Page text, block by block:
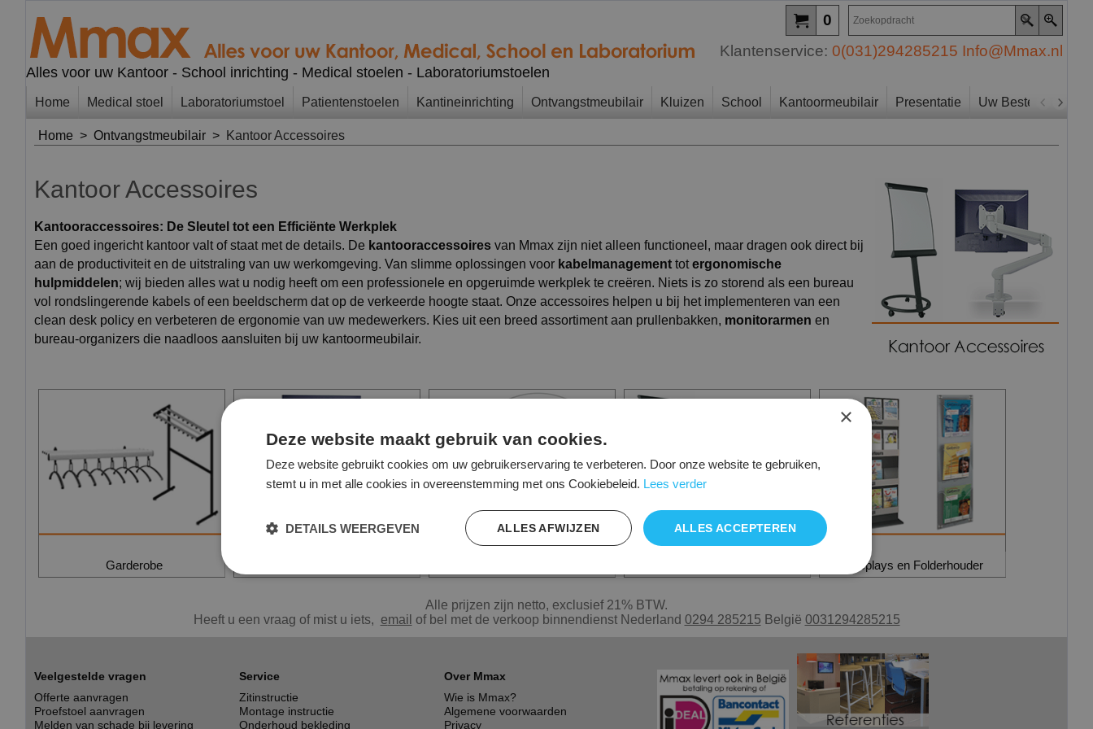
Alles voor uw Kantoor - School inrichting - Medical stoelen - Laboratoriumstoelen
0
Klantenservice: 0(031)294285215 Info@Mmax.nl
Home Medical stoel Laboratoriumstoel Patientenstoelen Kantineinrichting Ontvangstmeubilair Kluizen School Kantoormeubilair Presentatie Uw Bestelling
Home > Ontvangstmeubilair > Kantoor Accessoires
Kantoor Accessoires
Kantooraccessoires: De Sleutel tot een Efficiënte Werkplek
Een goed ingericht kantoor valt of staat met de details. De kantooraccessoires van Mmax zijn niet alleen functioneel, maar dragen ook direct bij
aan de productiviteit en de uitstraling van uw werkomgeving. Van slimme oplossingen voor kabelmanagement totergonomische
hulpmiddelen; wij bieden alles wat u nodig heeft om een professionele en opgeruimde werkplek te creëren. Niets is zo storend als een bureau
vol rondslingerende kabels of een beeldscherm dat op de verkeerde hoogte staat. Onze accessoires helpen u bij het implementeren van een
clean desk policy en verbeteren de ergonomie van uw medewerkers. Kies uit een breed assortiment aan prullenbakken, monitorarmen en
bureau-organizers die naadloos aansluiten bij uw kantoormeubilair.
Garderobe Displays en Folderhouder
Alle prijzen zijn netto, exclusief 21% BTW.
Heeft u een vraag of mist u iets, email of bel met de verkoop binnendienst Nederland 0294 285215 België 0031294285215
Veelgestelde vragen
Offerte aanvragen
Proefstoel aanvragen
Melden van schade bij levering
Service
Zitinstructie
Montage instructie
Onderhoud bekleding
Over Mmax
Wie is Mmax?
Algemene voorwaarden
Privacy
×
Deze website maakt gebruik van cookies.
Deze website gebruikt cookies om uw gebruikerservaring te verbeteren. Door onze website te gebruiken,
stemt u in met alle cookies in overeenstemming met ons Cookiebeleid. Lees verder
ALLES ACCEPTEREN
ALLES AFWIJZEN
DETAILS WEERGEVEN